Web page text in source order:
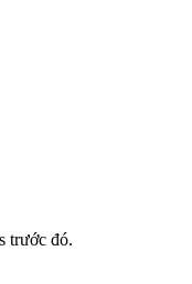
trước đó.